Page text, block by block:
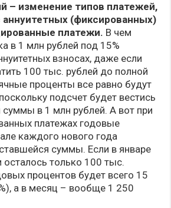
– изменение типов платежей,
аннуитетных (фиксированных)
платежи. В чем
в 1 млн рублей под 15%
взносах, даже если
100 тыс. рублей до полной
проценты все равно будут
подсчет будет вестись
суммы в 1 млн рублей. А вот при
платежах годовые
каждого нового года
суммы. Если в январе
осталось только 100 тыс.
процентов будет всего 15
а в месяц – вообще 1 250